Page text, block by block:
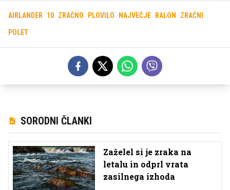
AIRLANDER 10 ZRAČNO PLOVILO NAJVEČJE BALON ZRAČNI
POLET
SORODNI ČLANKI
Zaželel si je zraka na
letalu in odprl vrata
zasilnega izhoda